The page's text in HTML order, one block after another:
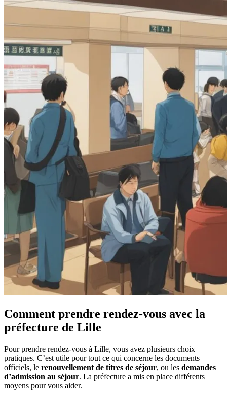
Comment prendre rendez-vous avec la
préfecture de Lille
Pour prendre rendez-vous à Lille, vous avez plusieurs choix
pratiques. C’est utile pour tout ce qui concerne les documents
officiels, le renouvellement de titres de séjour, ou les demandes
d’admission au séjour. La préfecture a mis en place différents
moyens pour vous aider.